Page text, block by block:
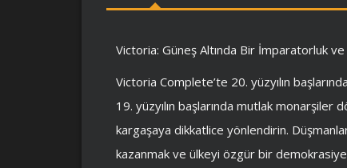
Victoria: Güneş Altında Bir İmparatorluk
Victoria Complete’te 20. yüzyılın
19. yüzyılın başlarında mutlak
kargaşaya dikkatlice yönlendirin.
kazanmak ve ülkeyi özgür bir